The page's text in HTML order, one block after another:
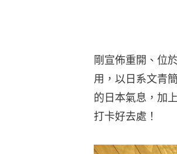
剛宣佈重開、位
用，以日系文青
的日本氣息，加
打卡好去處！